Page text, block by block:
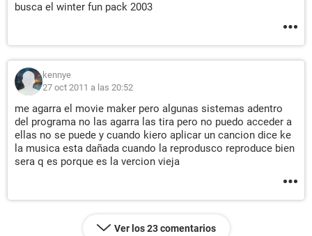
busca el winter fun pack 2003
kennye
27 oct 2011 a las 20:52
me agarra el movie maker pero algunas sistemas adentro
del programa no las agarra las tira pero no puedo acceder a
ellas no se puede y cuando kiero aplicar un cancion dice ke
la musica esta dañada cuando la reprodusco reproduce bien
sera q es porque es la vercion vieja
Ver los 23 comentarios